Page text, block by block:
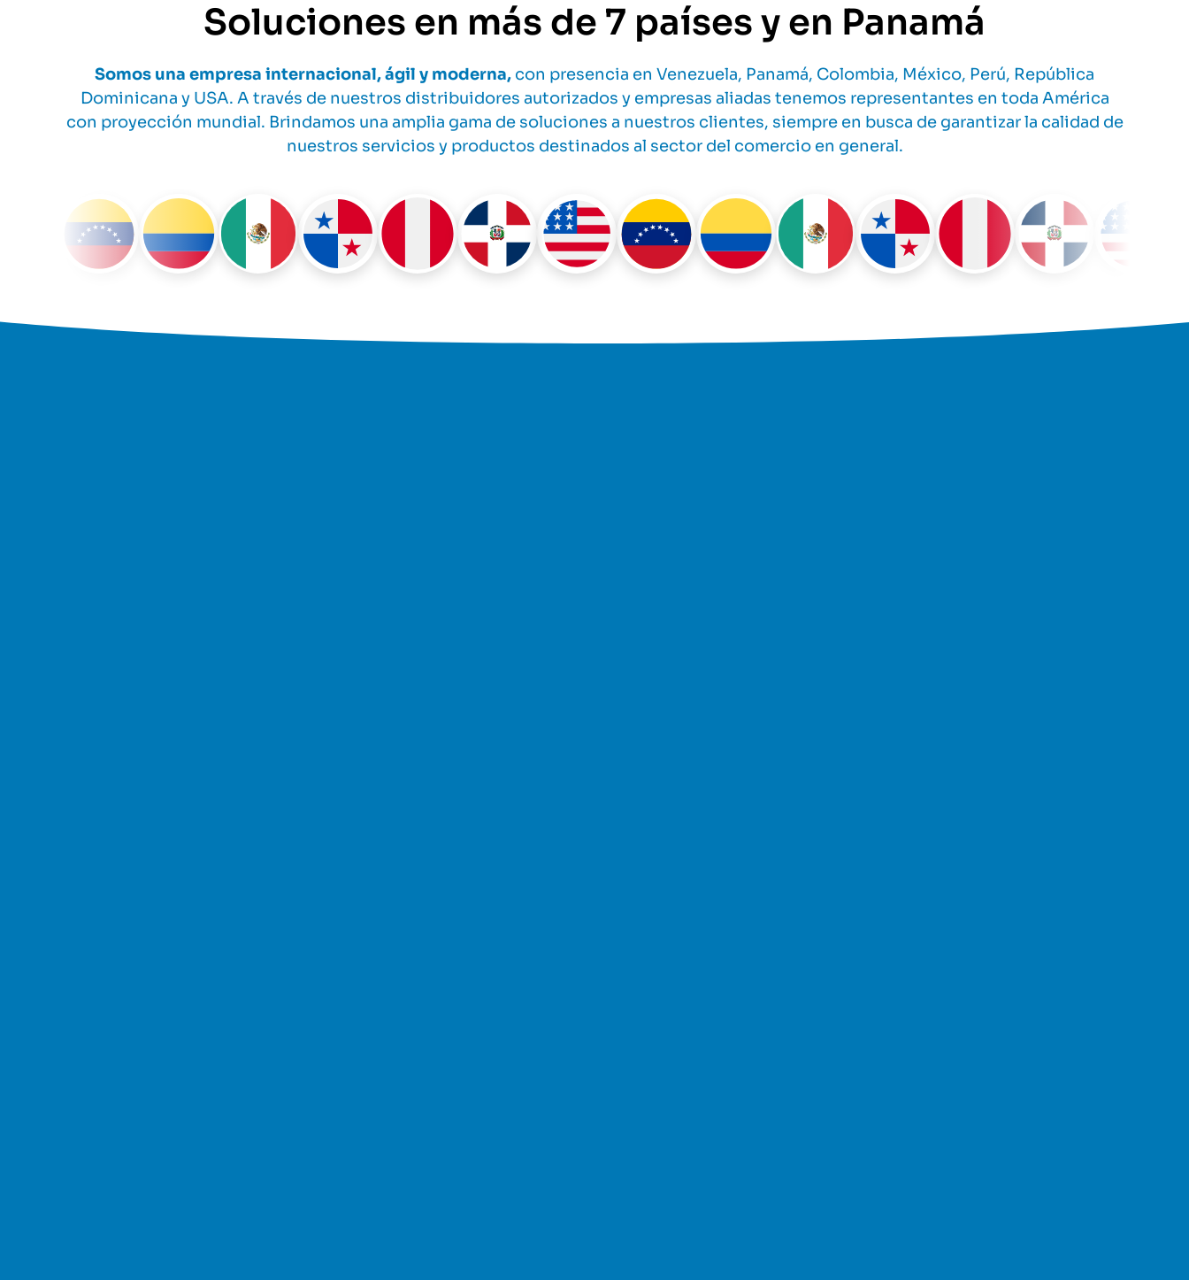
Soluciones en más de 7 países y en Panamá
Somos una empresa internacional, ágil y moderna, con presencia en Venezuela, Panamá, Colombia, México, Perú, República
Dominicana y USA. A través de nuestros distribuidores autorizados y empresas aliadas tenemos representantes en toda América
con proyección mundial. Brindamos una amplia gama de soluciones a nuestros clientes, siempre en busca de garantizar la calidad de
nuestros servicios y productos destinados al sector del comercio en general.